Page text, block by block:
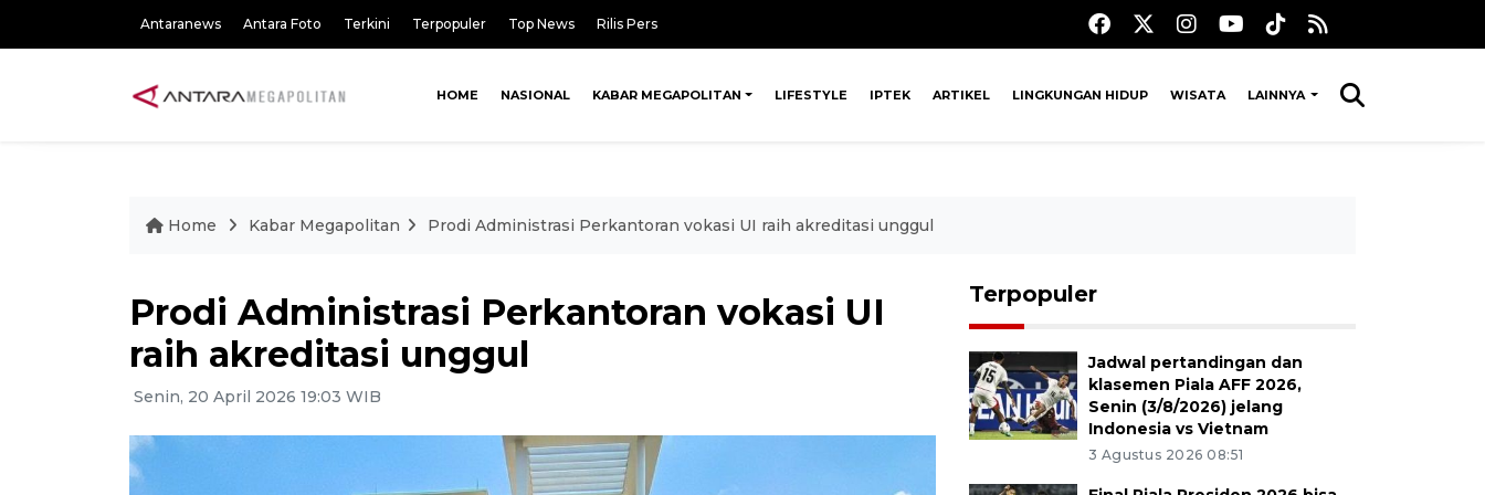
Antaranews Antara Foto Terkini Terpopuler Top News Rilis Pers
HOME NASIONAL KABAR MEGAPOLITAN LIFESTYLE IPTEK ARTIKEL LINGKUNGAN HIDUP WISATA LAINNYA
Home Kabar Megapolitan Prodi Administrasi Perkantoran vokasi UI raih akreditasi unggul
Prodi Administrasi Perkantoran vokasi UI
raih akreditasi unggul
Senin, 20 April 2026 19:03 WIB
Terpopuler
Jadwal pertandingan dan
klasemen Piala AFF 2026,
Senin (3/8/2026) jelang
Indonesia vs Vietnam
3 Agustus 2026 08:51